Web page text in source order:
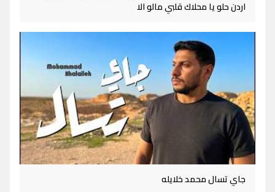
اردن حلو يا محلاك قلبي مالو الا
جاي تسال محمد خلايله